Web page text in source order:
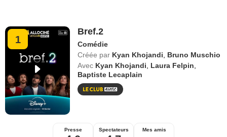
1
Bref.2
Comédie
Créée par Kyan Khojandi
Bruno Muschio
Avec Kyan Khojandi Laura Felpin
Baptiste Lecaplain
Presse Spectateurs Mes amis